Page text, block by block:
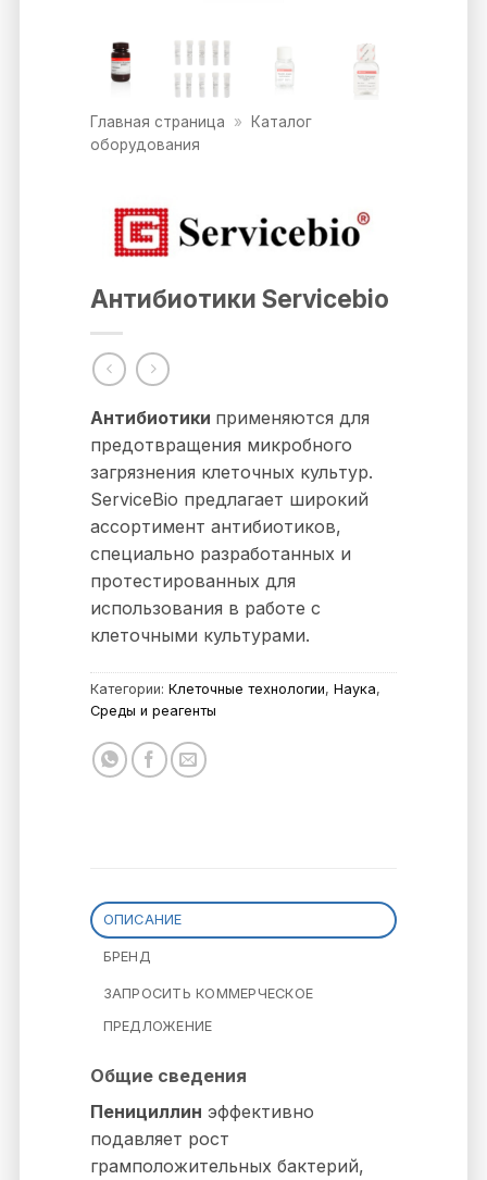
Главная страница »
Каталог
оборудования
Антибиотики Servicebio
Антибиотики применяются для
предотвращения микробного
загрязнения клеточных культур.
ServiceBio предлагает широкий
ассортимент антибиотиков,
специально разработанных и
протестированных для
использования в работе с
клеточными культурами.
Категории: Клеточные технологии, Наука,
Среды и реагенты
ОПИСАНИЕ
БРЕНД
ЗАПРОСИТЬ КОММЕРЧЕСКОЕ
ПРЕДЛОЖЕНИЕ
Общие сведения
Пенициллин эффективно
подавляет рост
грамположительных бактерий,